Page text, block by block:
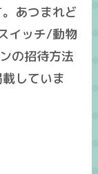
あつまれど
イッチ/動物
の招待方法
していま